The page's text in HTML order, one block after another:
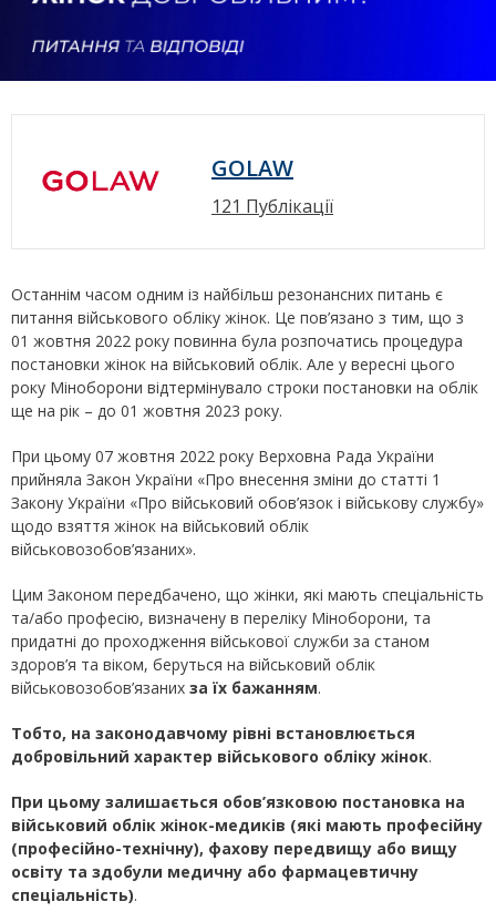
GOLAW
121 Публікації
Останнім часом одним із найбільш резонансних питань є
питання військового обліку жінок. Це пов’язано з тим, що з
01 жовтня 2022 року повинна була розпочатись процедура
постановки жінок на військовий облік. Але у вересні цього
року Міноборони відтермінувало строки постановки на облік
ще на рік – до 01 жовтня 2023 року.
При цьому 07 жовтня 2022 року Верховна Рада України
прийняла Закон України «Про внесення зміни до статті 1
Закону України «Про військовий обов’язок і військову службу»
щодо взяття жінок на військовий облік
військовозобов’язаних».
Цим Законом передбачено, що жінки, які мають спеціальність
та/або професію, визначену в переліку Міноборони, та
придатні до проходження військової служби за станом
здоров’я та віком, беруться на військовий облік
військовозобов’язаних за їх бажанням.
Тобто, на законодавчому рівні встановлюється
добровільний характер військового обліку жінок.
При цьому залишається обов’язковою постановка на
військовий облік жінок-медиків (які мають професійну
(професійно-технічну), фахову передвищу або вищу
освіту та здобули медичну або фармацевтичну
спеціальність).